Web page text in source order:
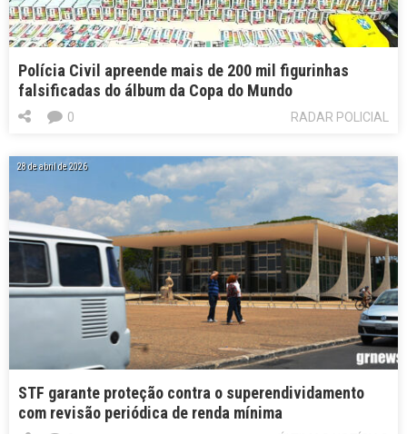
Polícia Civil apreende mais de 200 mil figurinhas
falsificadas do álbum da Copa do Mundo
RADAR POLICIAL
0
28 de abril de 2026
STF garante proteção contra o superendividamento
com revisão periódica de renda mínima